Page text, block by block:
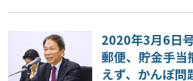
2020年3月6日
郵便、貯金手当
えず、かんぽ問